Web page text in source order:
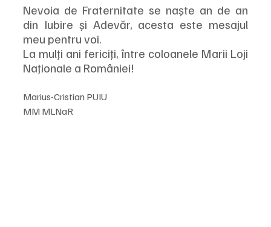
Nevoia de Fraternitate se naşte an de an
din Iubire şi Adevăr, acesta este mesajul
meu pentru voi.
La mulţi ani fericiţi, între coloanele Marii Loji
Naţionale a României!
Marius-Cristian PUIU
MM MLNaR